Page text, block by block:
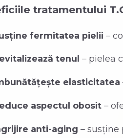
tratamentului
fermitatea pielii –
tenul – pielea
elasticitatea
aspectul obosit–
anti-aging – susține